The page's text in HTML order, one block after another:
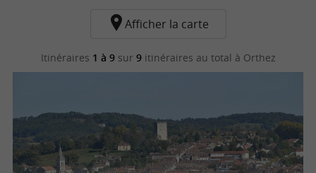
Afficher la carte
Itinéraires 1 à 9sur 9itinéraires au total à Orthez